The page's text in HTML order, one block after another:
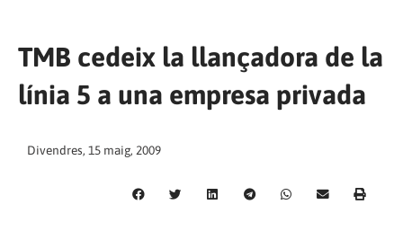
TMB cedeix la llançadora de la
línia 5 a una empresa privada
Divendres, 15 maig, 2009